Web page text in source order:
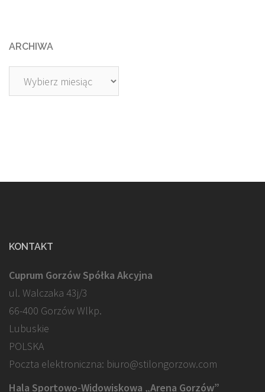
ARCHIWA
Archiwa
KONTAKT
Cuprum Gorzów Spółka Akcyjna
ul. Walczaka 43j/3
66-400 Gorzów Wlkp.
Lubuskie
POLSKA
Poczta elektroniczna: biuro@stilongorzow.com
Hala Sportowo-Widowiskowa „Arena Gorzów”